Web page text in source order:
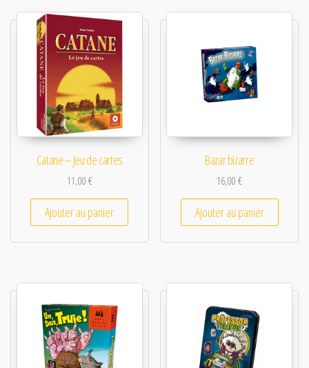
Catane – Jeu de cartes
11,00€
Ajouter au panier
Bazar bizarre
16,00€
Ajouter au panier